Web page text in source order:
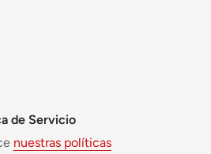
de Servicio
nuestras políticas